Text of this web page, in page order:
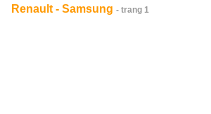
Renault - Samsung - trang 1